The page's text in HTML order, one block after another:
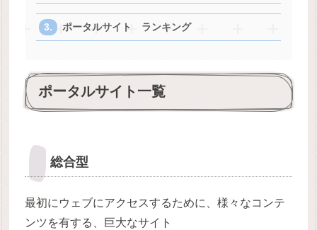
ポータルサイト ランキング
ポータルサイト一覧
総合型
最初にウェブにアクセスするために、様々なコンテ
ンツを有する、巨大なサイト